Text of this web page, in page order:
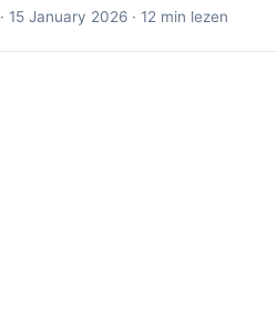
· 15 January 2026 · 12 min lezen